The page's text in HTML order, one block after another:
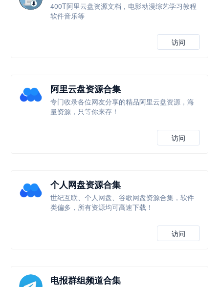
400T阿里云盘资源文档，电影动漫综艺学习教程
软件音乐等
访问
阿里云盘资源合集
专门收录各位网友分享的精品阿里云盘资源，海
量资源，只等你来存！
访问
个人网盘资源合集
世纪互联、个人网盘、谷歌网盘资源合集，软件
类偏多，所有资源均可高速下载！
访问
电报群组频道合集